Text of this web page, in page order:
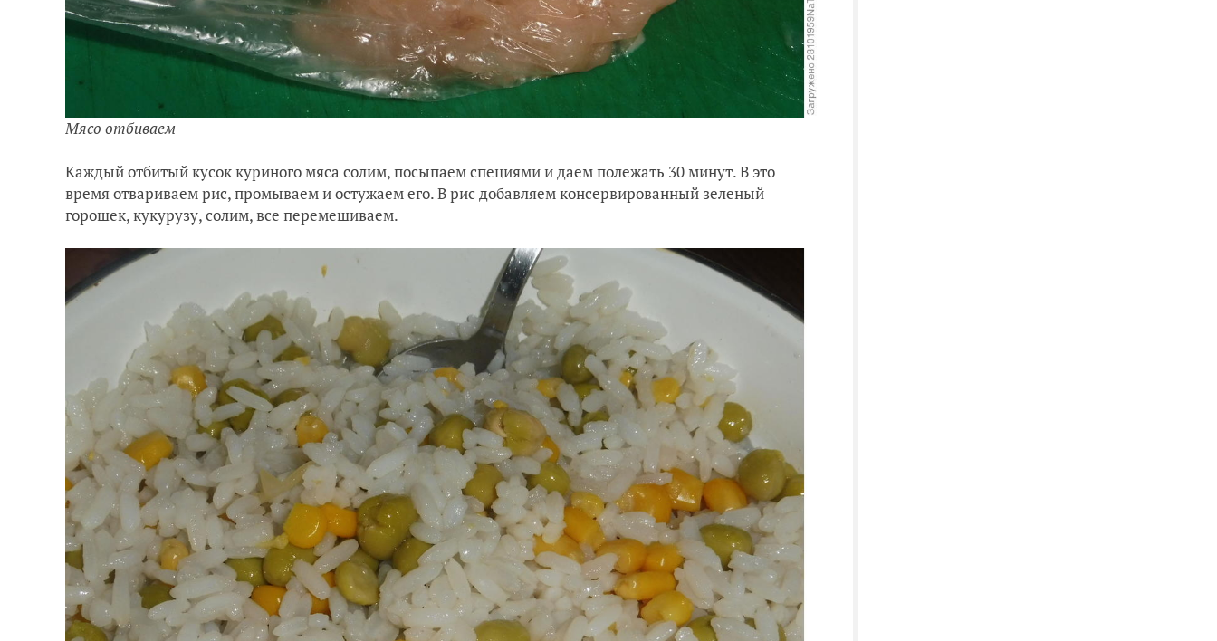
Мясо отбиваем
Каждый отбитый кусок куриного мяса солим, посыпаем специями и даем полежать 30 минут. В это
время отвариваем рис, промываем и остужаем его. В рис добавляем консервированный зеленый
горошек, кукурузу, солим, все перемешиваем.